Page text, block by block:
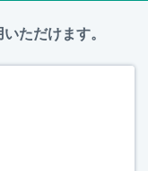
ただけます。